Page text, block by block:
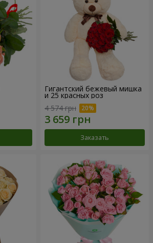
Гигантский бежевый мишка
и 25 красных роз
4 574 грн
Заказать